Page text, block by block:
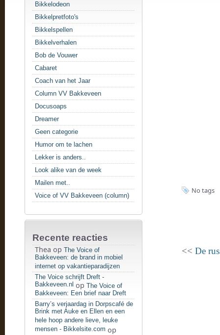
Bikkelodeon
Bikkelpretfoto's
Bikkelspellen
Bikkelverhalen
Bob de Vouwer
Cabaret
Coach van het Jaar
Column VV Bakkeveen
Docusoaps
Dreamer
Geen categorie
Humor om te lachen
Lekker is anders..
Look alike van de week
Mailen met..
Voice of VV Bakkeveen (column)
Recente reacties
Thea op The Voice of
Bakkeveen: de brand in mobiel
internet op vakantieparadijzen
The Voice schrijft Dreft -
Bakkeveen.nl op The Voice of
Bakkeveen: Een brief naar Dreft
Barry’s verjaardag in Dorpscafé de
Brink met Auke en Ellen en een
hele hoop andere lieve, leuke
mensen - Bikkelsite.com op
No tags
<< De